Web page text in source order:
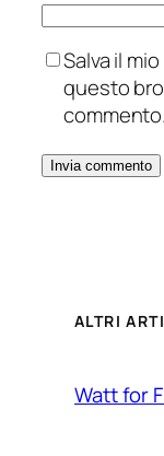
Salva il
questo
commento.
ALTRI
Watt for